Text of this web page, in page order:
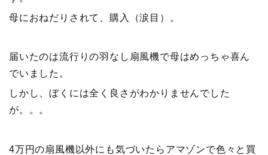
母におねだりされて、購入（涙目）。
届いたのは流行りの羽なし扇風機で母はめっちゃ喜ん
でいました。
しかし、ぼくには全く良さがわかりませんでした
が。。。
4万円の扇風機以外にも気づいたらアマゾンで色々と買